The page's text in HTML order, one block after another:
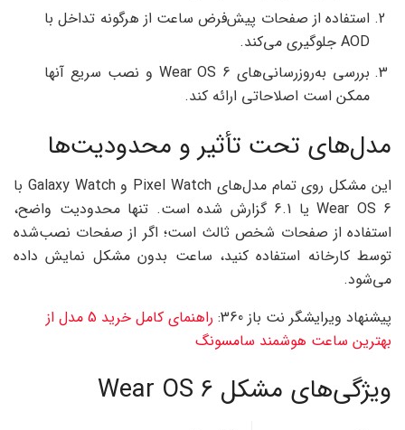
استفاده از صفحات پیش‌فرض ساعت از هرگونه تداخل با
AOD جلوگیری می‌کند.
بررسی به‌روزرسانی‌های Wear OS 6 و نصب سریع آنها
ممکن است اصلاحاتی ارائه کند.
مدل‌های تحت تأثیر و محدودیت‌ها
این مشکل روی تمام مدل‌های Pixel Watch و Galaxy Watch با
Wear OS 6 یا 6.1 گزارش شده است. تنها محدودیت واضح،
استفاده از صفحات شخص ثالث است؛ اگر از صفحات نصب‌شده
توسط کارخانه استفاده کنید، ساعت بدون مشکل نمایش داده
می‌شود.
پیشنهاد ویرایشگر نت باز 360:
راهنمای کامل خرید 5 مدل از
بهترین ساعت هوشمند سامسونگ
ویژگی‌های مشکل Wear OS 6